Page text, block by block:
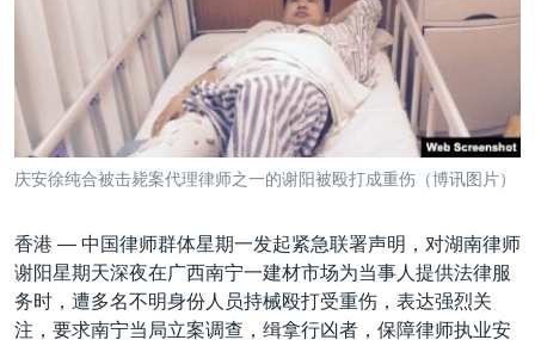
非洲
美洲
全球议题
军事
劳工
环境
国会报道
美中关系
美国建国250周年
埃博拉疫情
重要讲话与声明
台海两岸关系
南中国海争端
VOA今日焦点
中文广播
关注我们
其他语言网站
庆安徐纯合被击毙案代理律师之一的谢阳被殴打成重伤（博讯图片）
香港 — 中国律师群体星期一发起紧急联署声明，对湖南律师
谢阳星期天深夜在广西南宁一建材市场为当事人提供法律服
务时，遭多名不明身份人员持械殴打受重伤，表达强烈关
注，要求南宁当局立案调查，缉拿行凶者，保障律师执业安